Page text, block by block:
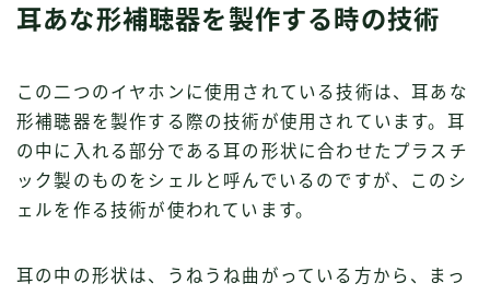
耳あな形補聴器を製作する時の技術
この二つのイヤホンに使用されている技術は、耳あな
形補聴器を製作する際の技術が使用されています。耳
の中に入れる部分である耳の形状に合わせたプラスチ
ック製のものをシェルと呼んでいるのですが、このシ
ェルを作る技術が使われています。
耳の中の形状は、うねうね曲がっている方から、まっ